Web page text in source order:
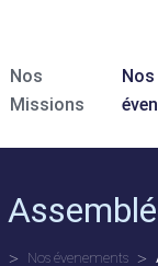
Nos
Missions
Nos
Nos évenements